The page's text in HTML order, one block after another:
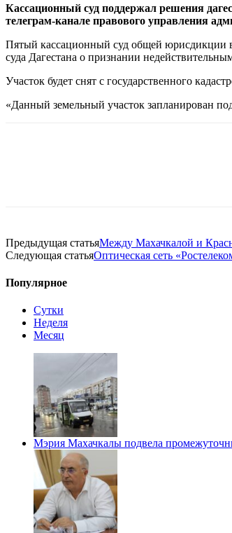
Кассационный суд поддержал решения
телеграм-канале правового управления
Пятый кассационный суд общей юрисдикции в
суда Дагестана о признании
Участок будет снят с государственного
«Данный земельный участок запланирован
Предыдущая статьяМежду Махачкалой и
Следующая статьяОптическая сеть
Популярное
Сутки
Неделя
Месяц
Мэрия Махачкалы подвела